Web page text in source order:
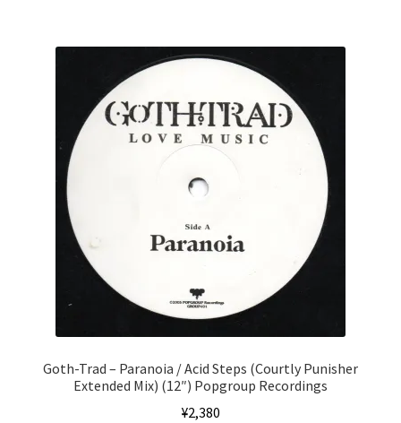
Goth-Trad ‎– Paranoia / Acid Steps (Courtly Punisher
Extended Mix) (12″) Popgroup Recordings
¥2,380